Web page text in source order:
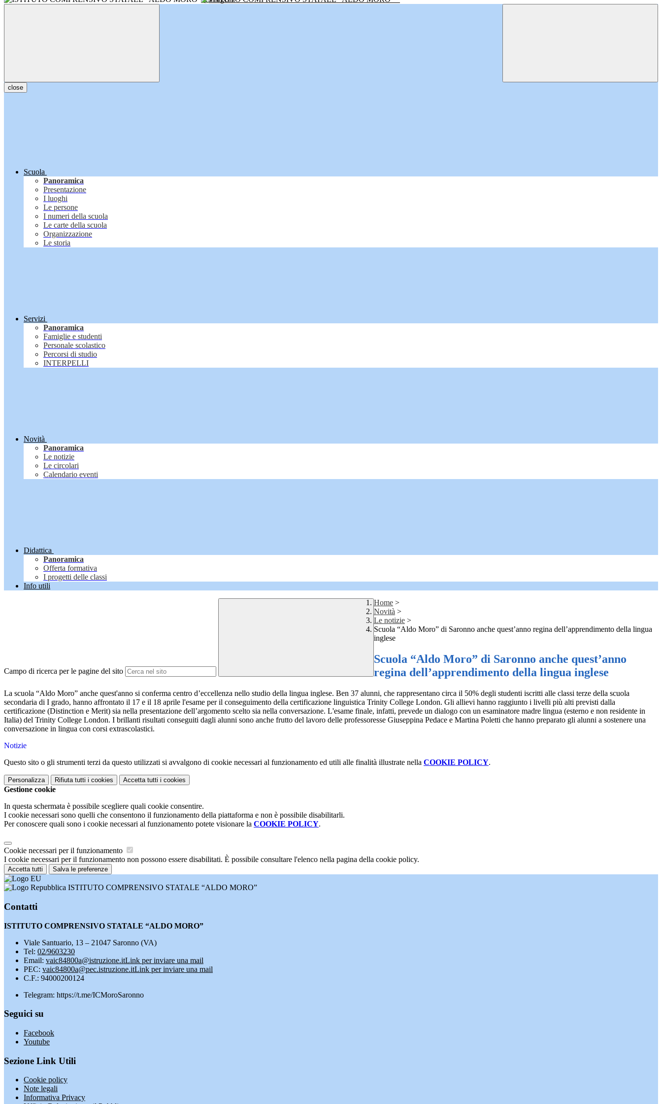
close
Scuola
Panoramica
Presentazione
I luoghi
Le persone
I numeri della scuola
Le carte della scuola
Organizzazione
Le storia
Servizi
Panoramica
Famiglie e studenti
Personale scolastico
Percorsi di studio
INTERPELLI
Novità
Panoramica
Le notizie
Le circolari
Calendario eventi
Didattica
Panoramica
Offerta formativa
I progetti delle classi
Info utili
Campo di ricerca per le pagine del sito
Home >
Novità >
Le notizie >
Scuola “Aldo Moro” di Saronno anche quest’anno regina dell’apprendimento della lingua
inglese
Scuola “Aldo Moro” di Saronno anche quest’anno
regina dell’apprendimento della lingua inglese
La scuola “Aldo Moro” anche quest'anno si conferma centro d’eccellenza nello studio della lingua inglese. Ben 37 alunni, che rappresentano circa il 50% degli studenti iscritti alle classi terze della scuola
secondaria di I grado, hanno affrontato il 17 e il 18 aprile l'esame per il conseguimento della certificazione linguistica Trinity College London. Gli allievi hanno raggiunto i livelli più alti previsti dalla
certificazione (Distinction e Merit) sia nella presentazione dell’argomento scelto sia nella conversazione. L'esame finale, infatti, prevede un dialogo con un esaminatore madre lingua (esterno e non residente in
Italia) del Trinity College London. I brillanti risultati conseguiti dagli alunni sono anche frutto del lavoro delle professoresse Giuseppina Pedace e Martina Poletti che hanno preparato gli alunni a sostenere una
conversazione in lingua con corsi extrascolastici.
Notizie
Questo sito o gli strumenti terzi da questo utilizzati si avvalgono di cookie necessari al funzionamento ed utili alle finalità illustrate nella COOKIE POLICY.
Personalizza Rifiuta tutti i cookies Accetta tutti i cookies
Gestione cookie
In questa schermata è possibile scegliere quali cookie consentire.
I cookie necessari sono quelli che consentono il funzionamento della piattaforma e non è possibile disabilitarli.
Per conoscere quali sono i cookie necessari al funzionamento potete visionare la COOKIE POLICY.
Cookie necessari per il funzionamento
I cookie necessari per il funzionamento non possono essere disabilitati. È possibile consultare l'elenco nella pagina della cookie policy.
Accetta tutti Salva le preferenze
ISTITUTO COMPRENSIVO STATALE “ALDO MORO”
Contatti
ISTITUTO COMPRENSIVO STATALE “ALDO MORO”
Viale Santuario, 13 – 21047 Saronno (VA)
Tel: 02/9603230
Email: vaic84800a@istruzione.itLink per inviare una mail
PEC: vaic84800a@pec.istruzione.itLink per inviare una mail
C.F.: 94000200124
Telegram: https://t.me/ICMoroSaronno
Seguici su
Facebook
Youtube
Sezione Link Utili
Cookie policy
Note legali
Informativa Privacy